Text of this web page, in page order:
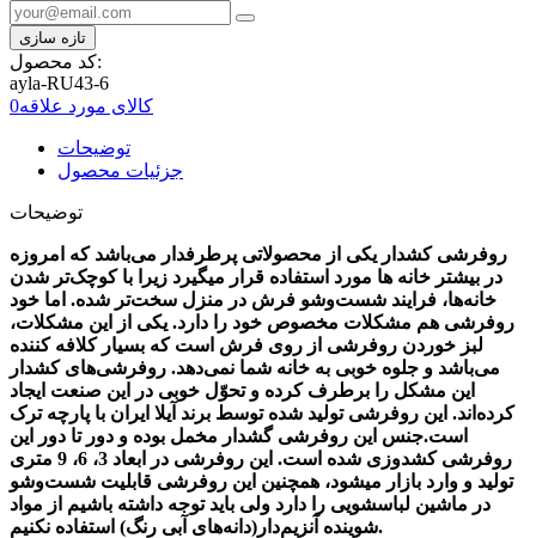
کد محصول:
ayla-RU43-6
کالای مورد علاقه0
توضیحات
جزئیات محصول
توضیحات
روفرشی کشدار یکی از محصولاتی پرطرفدار می‌باشد که امروزه
در بیشتر خانه ها مورد استفاده قرار میگیرد زیرا با کوچک‌تر شدن
خانه‌ها، فرایند شست‌وشو فرش در منزل سخت‌تر شده. اما خود
روفرشی هم مشکلات مخصوص خود را دارد. یکی از این مشکلات،‌
لبز خوردن روفرشی از روی فرش است که بسیار کلافه کننده
می‌باشد و جلوه خوبی به خانه شما نمی‌دهد. روفرشی‌های کشدار
این مشکل را برطرف کرده و تحوّل خوبی در این صنعت ایجاد
کرده‌اند. این روفرشی تولید شده توسط برند آیلا ایران با پارچه ترک
است.جنس این روفرشی گشدار مخمل بوده و دور‌ تا دور این
روفرشی کشدوزی شده است. این روفرشی در ابعاد 3، 6، 9 متری
تولید و وارد بازار میشود، همچنین این روفرشی قابلیت شست‌وشو
در ماشین لباسشویی را دارد ولی باید توجه داشته باشیم از مواد
شوینده آنزیم‌دار(دانه‌های آبی رنگ) استفاده نکنیم.